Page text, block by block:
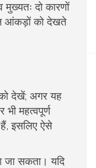
दो कारणों
आंकड़ों को देखते
देखें; अगर यह
महत्वपूर्ण
इसलिए ऐसे
जा सकता। यदि